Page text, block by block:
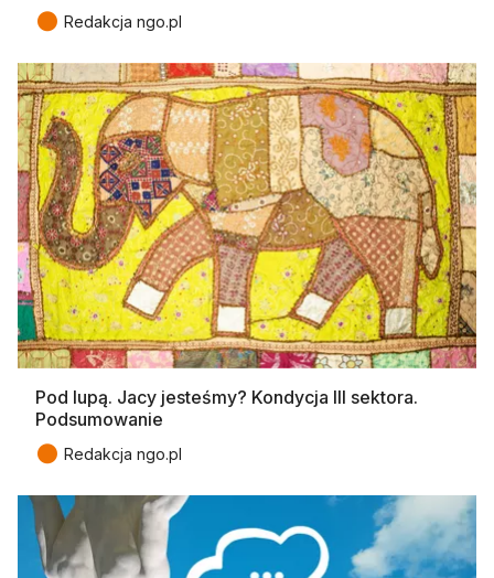
● Redakcja ngo.pl
Pod lupą. Jacy jesteśmy? Kondycja III sektora.
Podsumowanie
● Redakcja ngo.pl